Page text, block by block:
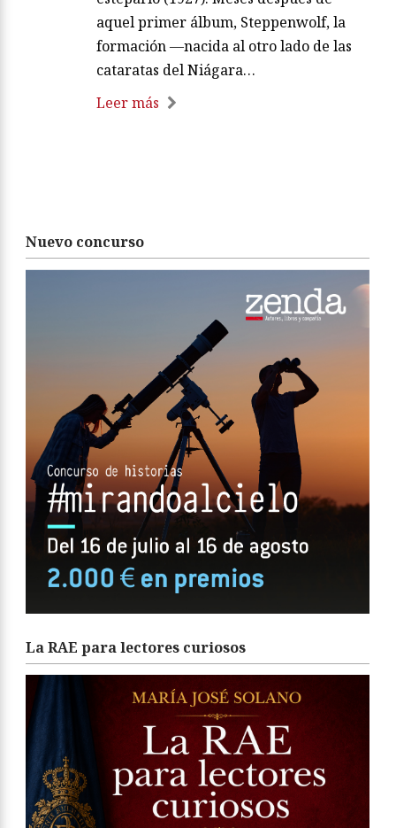
aquel primer álbum, Steppenwolf, la
formación —nacida al otro lado de las
cataratas del Niágara…
Leer más
Nuevo concurso
La RAE para lectores curiosos